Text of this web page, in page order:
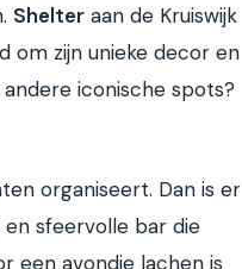
Shelter aan de Kruiswijk
om zijn unieke decor en
iconische spots?
organiseert. Dan is er
en sfeervolle bar die
een avondje lachen is